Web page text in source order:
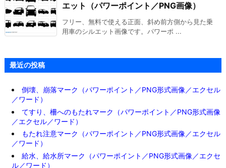
エット（パワーポイント／PNG画像）
フリー、無料で使える正面、斜め前方側から見た乗
用車のシルエット画像です。パワーポ ...
最近の投稿
倒壊、崩落マーク（パワーポイント／PNG形式画像／エクセル
／ワード）
てすり、柵へのもたれマーク（パワーポイント／PNG形式画像
／エクセル／ワード）
もたれ注意マーク（パワーポイント／PNG形式画像／エクセル
／ワード）
給水、給水所マーク（パワーポイント／PNG形式画像／エクセ
ル／ワード）